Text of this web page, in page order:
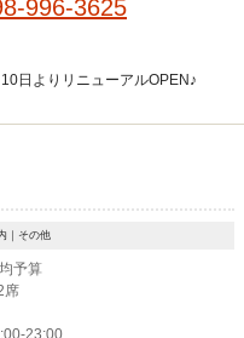
996-3625
日よりリニューアルOPEN♪
｜その他
予算
席